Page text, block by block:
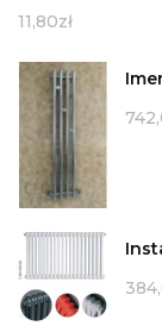
11,80zł